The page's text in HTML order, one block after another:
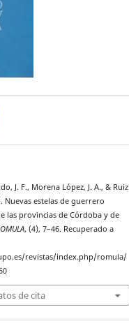
J. F., Morena López, J. A., & Ruiz
Nuevas estelas de guerrero
las provincias de Córdoba y de
, (4), 7–46. Recuperado a
revistas/index.php/romula/
de cita